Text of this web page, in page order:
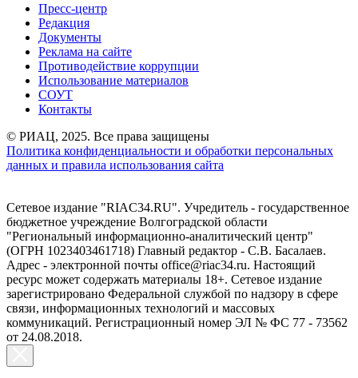
Пресс-центр
Редакция
Документы
Реклама на сайте
Противодействие коррупции
Использование материалов
СОУТ
Контакты
© РИАЦ, 2025. Все права защищены
Политика конфиденциальности и обработки персональных
данных и правила использования сайта
Сетевое издание "RIAC34.RU". Учредитель - государственное
бюджетное учреждение Волгоградской области
"Региональный информационно-аналитический центр"
(ОГРН 1023403461718) Главный редактор - С.В. Басалаев.
Адрес - электронной почты office@riac34.ru. Настоящий
ресурс может содержать материалы 18+. Сетевое издание
зарегистрировано Федеральной службой по надзору в сфере
связи, информационных технологий и массовых
коммуникаций. Регистрационный номер ЭЛ № ФС 77 - 73562
от 24.08.2018.